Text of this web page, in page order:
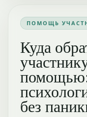
ПОМОЩЬ
Куда
без